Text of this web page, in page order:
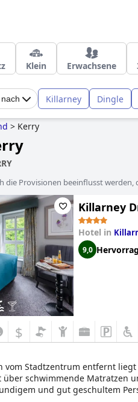
Klein Erwachsene
Killarney Dingle
> Kerry
die Provisionen beeinflusst werden,
Killarney
Hotel in
9,0
$
vom Stadtzentrum entfernt
schwimmende Matratzen
und gut geschultem